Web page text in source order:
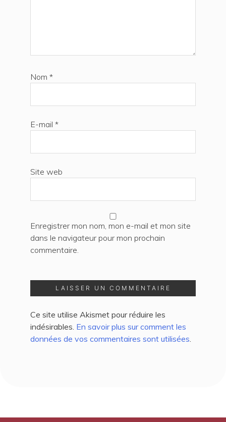
Nom *
E-mail *
Site web
Enregistrer mon nom, mon e-mail et mon site
dans le navigateur pour mon prochain
commentaire.
Ce site utilise Akismet pour réduire les
indésirables. En savoir plus sur comment les
données de vos commentaires sont utilisées